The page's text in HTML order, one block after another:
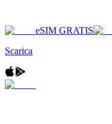
eSIM GRATIS
Scarica